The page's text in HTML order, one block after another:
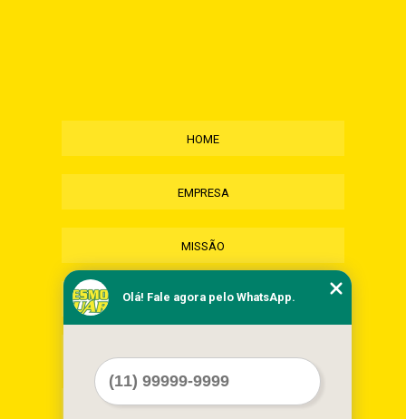
HOME
EMPRESA
MISSÃO
SERVIÇOS
MAPA DO SITE
Olá! Fale agora pelo WhatsApp.